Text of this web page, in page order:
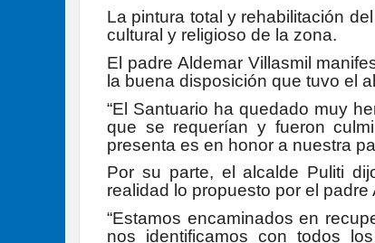
La pintura total y rehabilitación
cultural y religioso de la zona.
El padre Aldemar Villasmil
la buena disposición que tuvo el
“El Santuario ha quedado muy
que se requerían y fueron
presenta es en honor a nuestra
Por su parte, el alcalde Puliti
realidad lo propuesto por el padre
“Estamos encaminados en
nos identificamos con todos